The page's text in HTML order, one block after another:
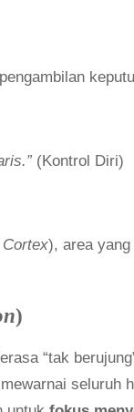
(Kontrol Diri)
), area
)
“tak
seluruh